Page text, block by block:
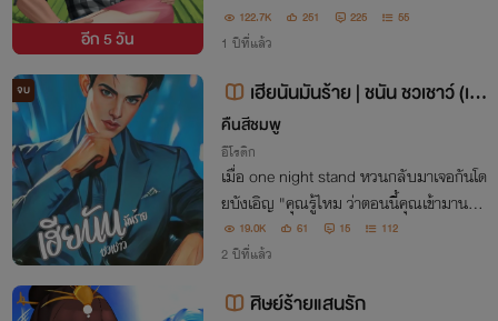
อีก 5 วัน
ต้องการเงิน เขาต้องการเซ็กส์ แล้วความสัม
พันธ์ที่มีจุดเริ่มต้นมาจากการซื้อขาย มันจะเป็
122.7K 251 225 55
1 ปีที่แล้ว
จบ
เฮียนันมันร้าย | ชนัน ชวเชาว์ (เล่
ม 2 NC25+)
คืนสีชมพู
อีโรติก
เมื่อ one night stand หวนกลับมาเจอกันโด
ยบังเอิญ "คุณรู้ไหม ว่าตอนนี้คุณเข้ามานอน
โป๊บนเตียงกับผู้ชายแปลกหน้าที่ไม่ใช่แฟน"
ชนัน ชวเชาว์ เขาคือหนุ่มแบดกายที่ดุทั้งเรื่อง
19.0K 61 15 112
2 ปีที่แล้ว
ศิษย์ร้ายแสนรัก